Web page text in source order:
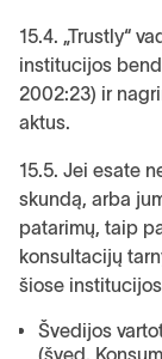
15.4. „Trustly“
institucijos
2002:23) ir
aktus.
15.5. Jei esate
skundą, arba
patarimų, taip
konsultacijų
šiose
Švedijos
(šved.